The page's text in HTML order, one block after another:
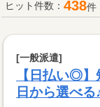
ヒット件数： 438件
[一般派遣]
【日払い◎
日から選べる